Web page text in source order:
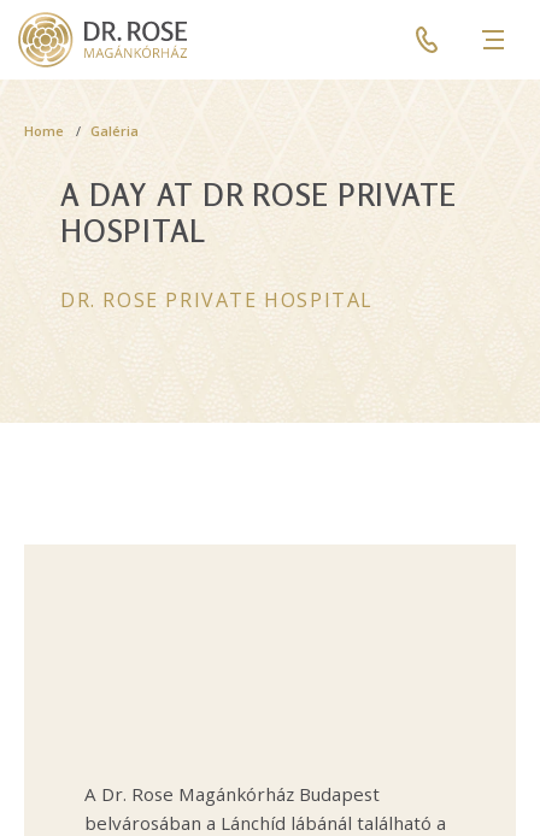
Skip
main
Pre
header
menu
Breadcrumb
Home Galéria
A DAY AT DR ROSE PRIVATE
HOSPITAL
DR. ROSE PRIVATE HOSPITAL
A Dr. Rose Magánkórház Budapest
belvárosában a Lánchíd lábánál található a